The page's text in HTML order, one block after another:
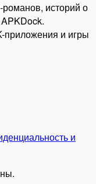
историй о
приложения и игры
и